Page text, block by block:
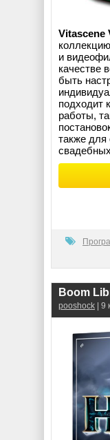
Vitascene
и
качестве
быть
подходит
работы,
также для
pooshock |